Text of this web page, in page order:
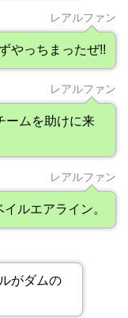
レアルファン
やっちまったぜ!!
レアルファン
ームを助けに来
レアルファン
ルエアライン。
がダムの